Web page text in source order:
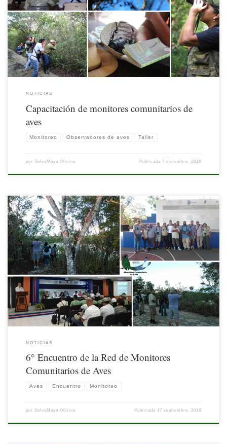
población participa de forma activa, ejemplo de ello son los observadores
comunitarios de aves. Para aprovechar este entusiasmo, el proyecto Fomento del
Monitoreo de Biodiversidad y Cambio Climático en la Región Selva Maya,
implementado por la Deutsche Gesellschaft für Internationale […]
NOTICIAS
Capacitación de monitores comunitarios de
aves
Monitoreo Observadores de aves Taller
por SelvaMaya Oficina Publicada7 diciembre, 2018
Con el objetivo de intercambiar experiencias entre los diferentes actores vinculados
a las actividades de monitoreo de aves, del 13 al 15 de septiembre de 2018 se llevó
a cabo en Chetumal, México, el 6° Encuentro de la Red de Monitores Comunitarios
de Aves de la Comisión Nacional para el […]
NOTICIAS
6° Encuentro de la Red de Monitores
Comunitarios de Aves
Aves Encuentro Monitoreo
por SelvaMaya Oficina Publicada 17 septiembre, 2018